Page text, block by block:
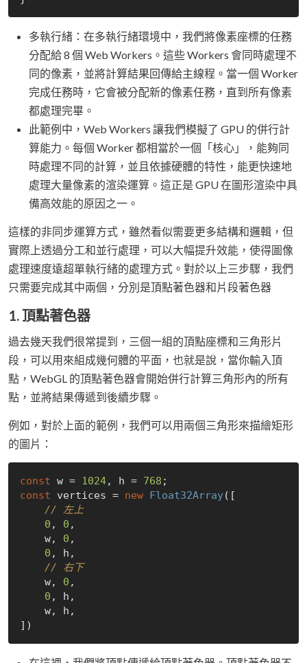
多執行緒：在多執行緒環境中，我們將像素座標的任務
分配給 8 個 Web Workers。這些 Workers 會同時處理不
同的像素，並將計算結果回傳給主線程。當一個 Worker
完成任務時，它會被分配新的像素任務，直到所有像素
都處理完畢。
此範例中，Web Workers 讓我們模擬了 GPU 的併行計
算能力。每個 Worker 都相當於一個「核心」，能夠同
時處理不同的計算，並且依據硬體的特性，能更快速地
處理大量像素的渲染運算。這正是 GPU 在圖形渲染中具
備高效能的原因之一。
這樣的非同步運算方式，雖然看似需要更多結構和邏輯，但
實際上透過分工和並行處理，可以大幅提升效能，使得圖像
處理速度遠超單執行緒的處理方式。對於以上三步驟，我們
只需要完成其中兩個，分別是頂點著色器和片段著色器
1. 頂點著色器
過去幾天我們很常提到，三個一組的頂點座標和三角形片
段，可以用來組成幾何體的平面，也就是說，當你輸入頂
點，WebGL 的頂點著色器會開始併行計算三角形內的所有
點，並將結果傳遞到後續步驟。
例如，對於上面的範例，我們可以用兩個三角形來描繪矩形
的圖片：
const w = 1024, h = 768
const vertices = new Float32Array([
// 左上
0 , 0 ,
    w,
0 ,
0 , h,
// 右下
    w,
0 ,
0 , h,